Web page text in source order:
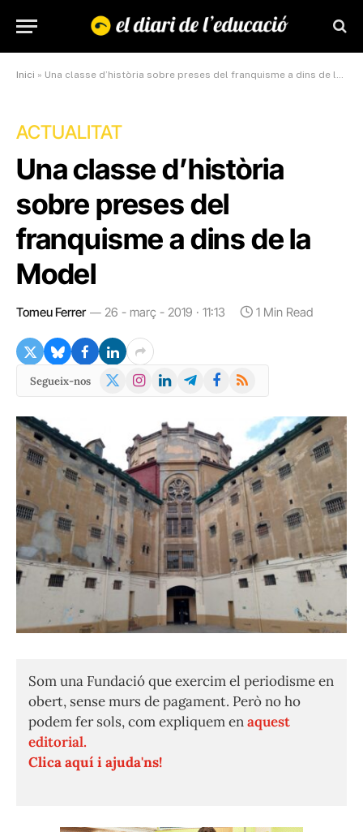
Inici » Una classe d’història sobre preses del franquisme a dins de la Model
ACTUALITAT
Una classe d’història
sobre preses del
franquisme a dins de la
Model
Tomeu Ferrer 26 - març - 2019 · 11:13 1 Min Read
Segueix-nos
X
Instagram
LinkedInTelegramFacebook
RSS
Som una Fundació que exercim el periodisme en
obert, sense murs de pagament. Però no ho
podem fer sols, com expliquem enaquest
editorial.
Clica aquí i ajuda'ns!